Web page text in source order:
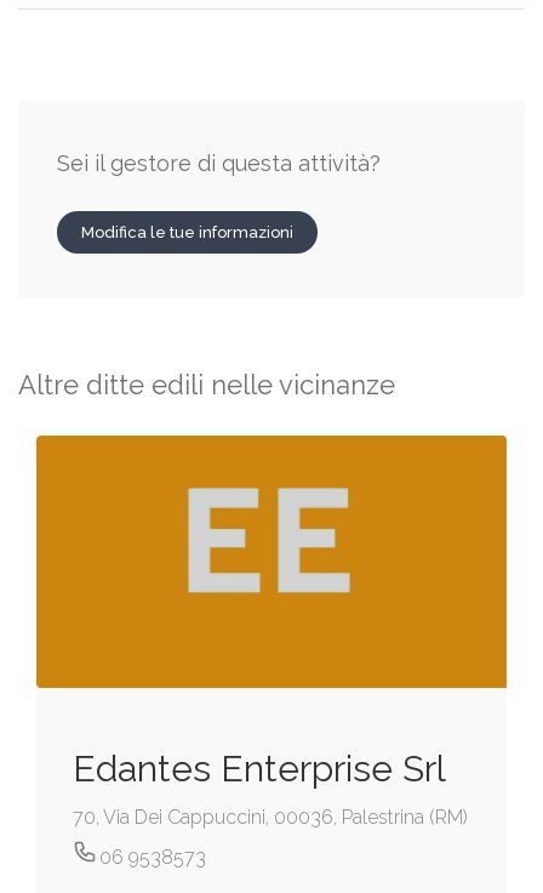
Sei il gestore di questa attività?
Modifica le tue informazioni
Altre ditte edili nelle vicinanze
Edantes Enterprise Srl
70, Via Dei Cappuccini, 00036, Palestrina (RM)
06 9538573